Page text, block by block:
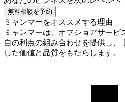
無料相談を予約
ミャンマーをオススメする理由
ミャンマーは、オフショアサービ
自の利点の組み合わせを提供し、
した価値と品質をもたらします。